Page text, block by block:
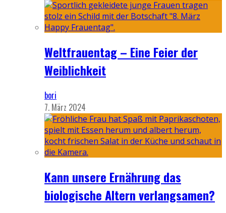
Weltfrauentag – Eine Feier der
Weiblichkeit
bori
7. März 2024
Kann unsere Ernährung das
biologische Altern verlangsamen?